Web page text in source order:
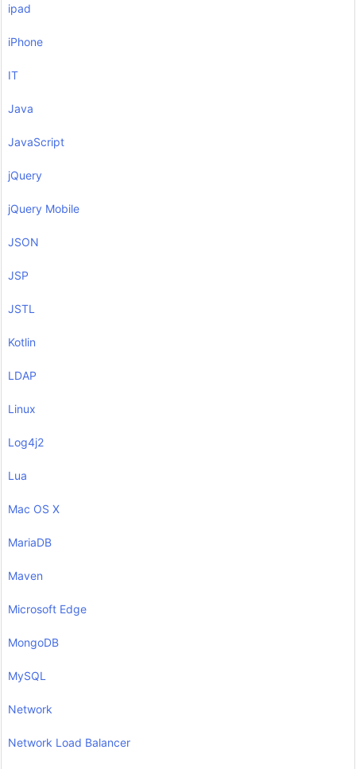
ipad
iPhone
IT
Java
JavaScript
jQuery
jQuery Mobile
JSON
JSP
JSTL
Kotlin
LDAP
Linux
Log4j2
Lua
Mac OS X
MariaDB
Maven
Microsoft Edge
MongoDB
MySQL
Network
Network Load Balancer